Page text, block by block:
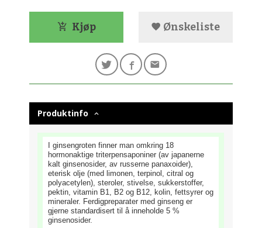
Kjøp Ønskeliste
Produktinfo
I ginsengroten finner man omkring 18
hormonaktige triterpensaponiner (av japanerne
kalt ginsenosider, av russerne panaxoider),
eterisk olje (med limonen, terpinol, citral og
polyacetylen), steroler, stivelse, sukkerstoffer,
pektin, vitamin B1, B2 og B12, kolin, fettsyrer og
mineraler. Ferdigpreparater med ginseng er
gjerne standardisert til å inneholde 5 %
ginsenosider.